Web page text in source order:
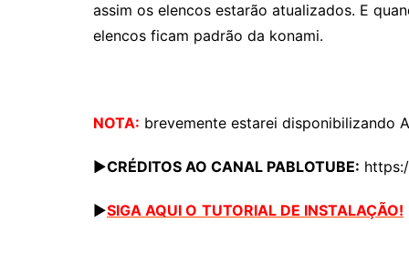
assim os elencos estarão atualizados. E
elencos ficam padrão da konami.
NOTA: brevemente estarei disponibilizando
▶CRÉDITOS AO CANAL PABLOTUBE:
▶SIGA AQUI O TUTORIAL DE INSTALAÇÃO!